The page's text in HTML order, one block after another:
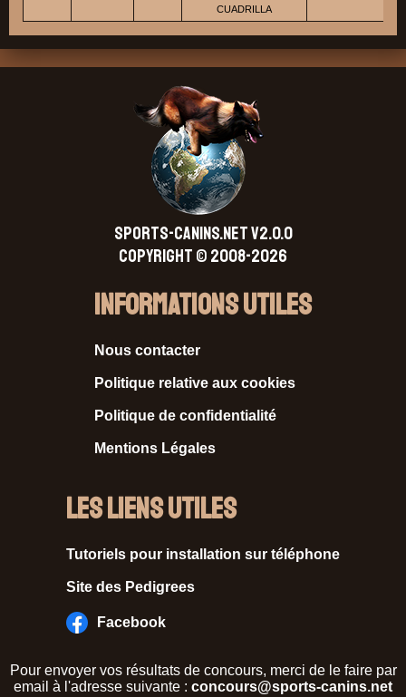
CUADRILLA
SPORTS-CANINS.NET V2.0.0
Copyright © 2008-2026
Informations Utiles
Nous contacter
Politique relative aux cookies
Politique de confidentialité
Mentions Légales
Les liens utiles
Tutoriels pour installation sur téléphone
Site des Pedigrees
Facebook
Pour envoyer vos résultats de concours, merci de le faire par
email à l'adresse suivante : concours@sports-canins.net